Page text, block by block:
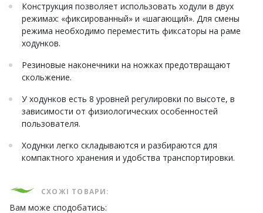
Конструкция позволяет использовать ходули в двух
режимах: «фиксированный» и «шагающий». Для смены
режима необходимо переместить фиксаторы на раме
ходунков.
Резиновые наконечники на ножках предотвращают
скольжение.
У ходунков есть 8 уровней регулировки по высоте, в
зависимости от физиологических особенностей
пользователя.
Ходунки легко складываются и разбираются для
компактного хранения и удобства транспортировки.
СХОЖІ ТОВАРИ:
Вам може сподобатись: